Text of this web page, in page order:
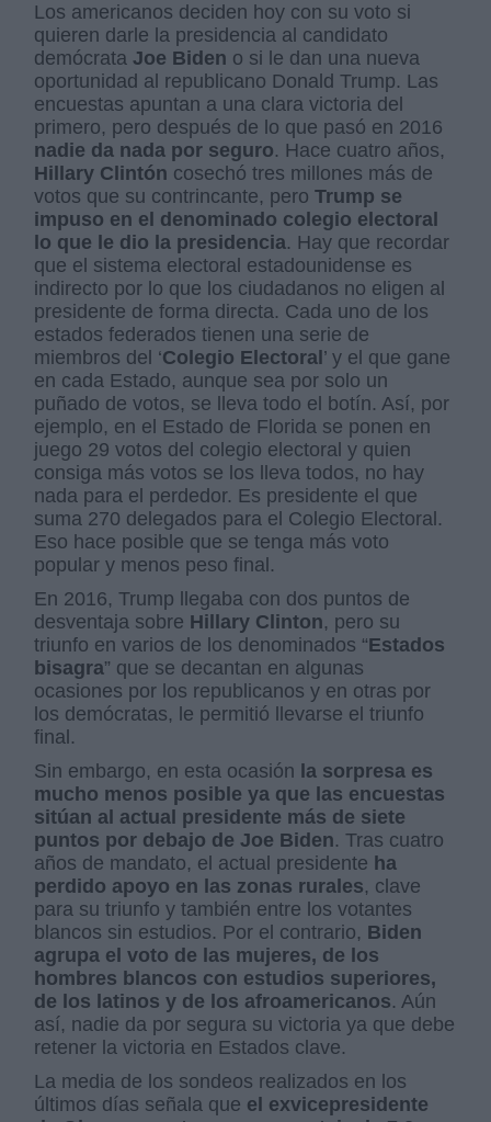
Los americanos deciden hoy con su voto si
quieren darle la presidencia al candidato
demócrata Joe Biden o si le dan una nueva
oportunidad al republicano Donald Trump. Las
encuestas apuntan a una clara victoria del
primero, pero después de lo que pasó en 2016
nadie da nada por seguro. Hace cuatro años,
Hillary Clintón cosechó tres millones más de
votos que su contrincante, peroTrump se
impuso en el denominado colegio electoral
lo que le dio la presidencia. Hay que recordar
que el sistema electoral estadounidense es
indirecto por lo que los ciudadanos no eligen al
presidente de forma directa. Cada uno de los
estados federados tienen una serie de
miembros del ‘Colegio Electoral ’ y el que gane
en cada Estado, aunque sea por solo un
puñado de votos, se lleva todo el botín. Así, por
ejemplo, en el Estado de Florida se ponen en
juego 29 votos del colegio electoral y quien
consiga más votos se los lleva todos, no hay
nada para el perdedor. Es presidente el que
suma 270 delegados para el Colegio Electoral.
Eso hace posible que se tenga más voto
popular y menos peso final.
En 2016, Trump llegaba con dos puntos de
desventaja sobre Hillary Clinton, pero su
triunfo en varios de los denominados “Estados
bisagra” que se decantan en algunas
ocasiones por los republicanos y en otras por
los demócratas, le permitió llevarse el triunfo
final.
Sin embargo, en esta ocasión la sorpresa es
mucho menos posible ya que las encuestas
sitúan al actual presidente más de siete
puntos por debajo de Joe Biden. Tras cuatro
años de mandato, el actual presidente ha
perdido apoyo en las zonas rurales, clave
para su triunfo y también entre los votantes
blancos sin estudios. Por el contrario, Biden
agrupa el voto de las mujeres, de los
hombres blancos con estudios superiores,
de los latinos y de los afroamericanos. Aún
así, nadie da por segura su victoria ya que debe
retener la victoria en Estados clave.
La media de los sondeos realizados en los
últimos días señala que el exvicepresidente